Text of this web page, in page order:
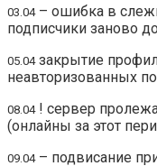
03.04– ошибка в
подписчики заново
05.04закрытие
неавторизованных
08.04! сервер
(онлайны за этот
09.04– подвисание